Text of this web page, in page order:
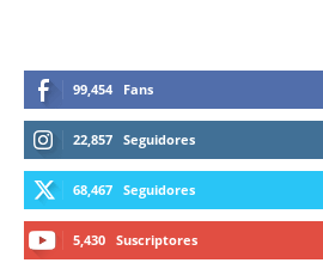
99,454 Fans
22,857 Seguidores
68,467 Seguidores
5,430 Suscriptores